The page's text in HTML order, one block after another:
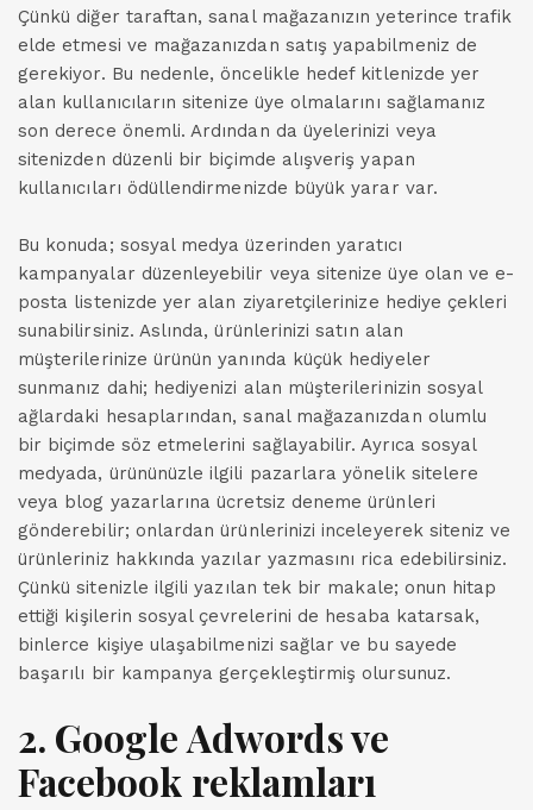
Çünkü diğer taraftan, sanal mağazanızın yeterince trafik
elde etmesi ve mağazanızdan satış yapabilmeniz de
gerekiyor. Bu nedenle, öncelikle hedef kitlenizde yer
alan kullanıcıların sitenize üye olmalarını sağlamanız
son derece önemli. Ardından da üyelerinizi veya
sitenizden düzenli bir biçimde alışveriş yapan
kullanıcıları ödüllendirmenizde büyük yarar var.
Bu konuda; sosyal medya üzerinden yaratıcı
kampanyalar düzenleyebilir veya sitenize üye olan ve e-
posta listenizde yer alan ziyaretçilerinize hediye çekleri
sunabilirsiniz. Aslında, ürünlerinizi satın alan
müşterilerinize ürünün yanında küçük hediyeler
sunmanız dahi; hediyenizi alan müşterilerinizin sosyal
ağlardaki hesaplarından, sanal mağazanızdan olumlu
bir biçimde söz etmelerini sağlayabilir. Ayrıca sosyal
medyada, ürününüzle ilgili pazarlara yönelik sitelere
veya blog yazarlarına ücretsiz deneme ürünleri
gönderebilir; onlardan ürünlerinizi inceleyerek siteniz ve
ürünleriniz hakkında yazılar yazmasını rica edebilirsiniz.
Çünkü sitenizle ilgili yazılan tek bir makale; onun hitap
ettiği kişilerin sosyal çevrelerini de hesaba katarsak,
binlerce kişiye ulaşabilmenizi sağlar ve bu sayede
başarılı bir kampanya gerçekleştirmiş olursunuz.
2. Google Adwords ve
Facebook reklamları